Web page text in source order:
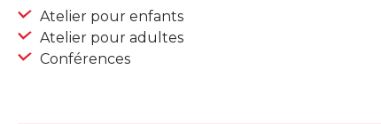
Atelier pour enfants
Atelier pour adultes
Conférences